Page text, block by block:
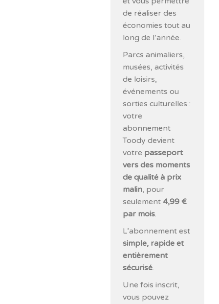
de réaliser des
économies tout au
long de l’année.
Parcs animaliers,
musées, activités
de loisirs,
événements ou
sorties culturelles :
votre
abonnement
Toody devient
votre passeport
vers des moments
de qualité à prix
malin, pour
seulement 4,99 €
par mois.
L’abonnement est
simple, rapide et
entièrement
sécurisé.
Une fois inscrit,
vous pouvez